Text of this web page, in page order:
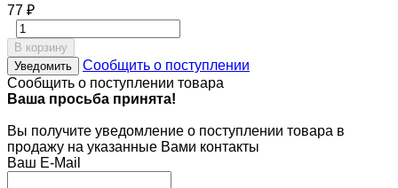
77 ₽
В корзину
Уведомить
Сообщить о поступлении
Сообщить о поступлении товара
Ваша просьба принята!
Вы получите уведомление о поступлении товара в
продажу на указанные Вами контакты
Ваш E-Mail